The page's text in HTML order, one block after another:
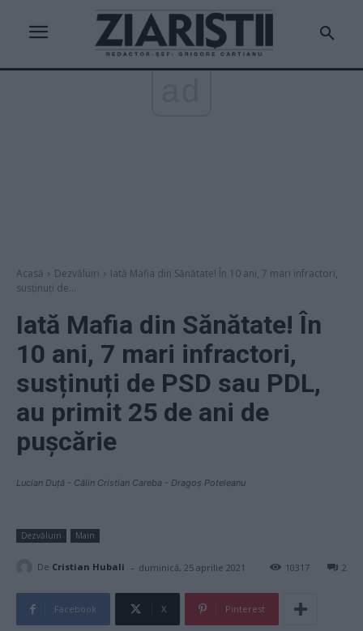
Acasă Dezvăluiri
Iată Mafia din Sănătate! În 10 ani, 7 mari infractori,
susținuți de...
Iată Mafia din Sănătate! În
10 ani, 7 mari infractori,
susținuți de PSD sau PDL,
au primit 25 de ani de
pușcărie
Lucian Duță - Călin Cristian Careba - Dragoș Poteleanu
Dezvăluiri Main
De Cristian Hubali - duminică, 25 aprilie 2021 2
10317
Facebook X Pinterest